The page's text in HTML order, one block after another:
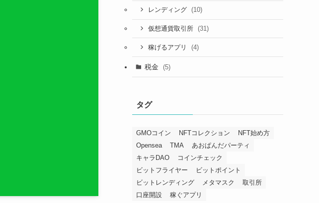
レンディング (10)
仮想通貨取引所 (31)
稼げるアプリ (4)
税金 (5)
タグ
GMOコイン NFTコレクション
NFT始め方
Opensea
TMA
あおぱんだパーティ
キャラDAO
コインチェック
ビットフライヤー
ビットポイント
ビットレンディング
メタマスク
取引所
口座開設
稼ぐアプリ